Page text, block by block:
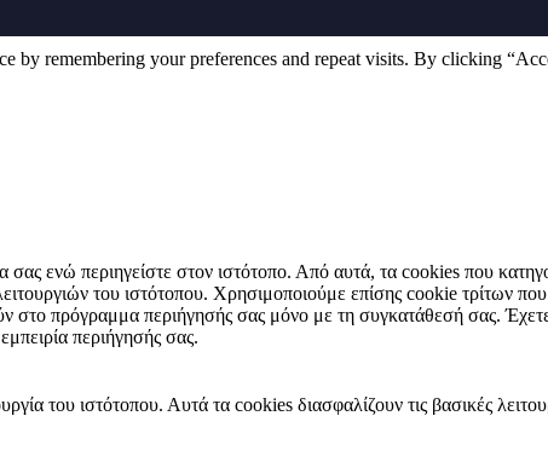
by remembering your preferences and repeat visits. By clicking
σας ενώ περιηγείστε στον ιστότοπο. Από αυτά, τα cookies που
του ιστότοπου. Χρησιμοποιούμε επίσης cookie τρίτων
στο πρόγραμμα περιήγησής σας μόνο με τη συγκατάθεσή σας.
περιήγησής σας.
του ιστότοπου. Αυτά τα cookies διασφαλίζουν τις βασικές